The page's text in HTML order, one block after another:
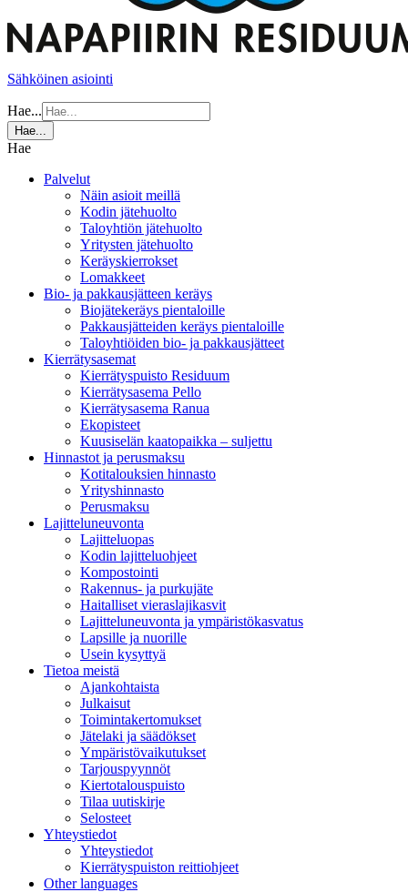
Sähköinen asiointi
Hae...
Hae...
Hae
Palvelut
Näin asioit meillä
Kodin jätehuolto
Taloyhtiön jätehuolto
Yritysten jätehuolto
Keräyskierrokset
Lomakkeet
Bio- ja pakkausjätteen keräys
Biojätekeräys pientaloille
Pakkausjätteiden keräys pientaloille
Taloyhtiöiden bio- ja pakkausjätteet
Kierrätysasemat
Kierrätyspuisto Residuum
Kierrätysasema Pello
Kierrätysasema Ranua
Ekopisteet
Kuusiselän kaatopaikka – suljettu
Hinnastot ja perusmaksu
Kotitalouksien hinnasto
Yrityshinnasto
Perusmaksu
Lajitteluneuvonta
Lajitteluopas
Kodin lajitteluohjeet
Kompostointi
Rakennus- ja purkujäte
Haitalliset vieraslajikasvit
Lajitteluneuvonta ja ympäristökasvatus
Lapsille ja nuorille
Usein kysyttyä
Tietoa meistä
Ajankohtaista
Julkaisut
Toimintakertomukset
Jätelaki ja säädökset
Ympäristövaikutukset
Tarjouspyynnöt
Kiertotalouspuisto
Tilaa uutiskirje
Selosteet
Yhteystiedot
Yhteystiedot
Kierrätyspuiston reittiohjeet
Other languages